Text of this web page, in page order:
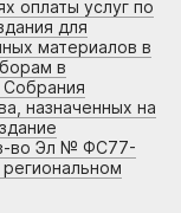
оплаты услуг по
для
материалов в
в
назначенных на
во Эл № ФС77-